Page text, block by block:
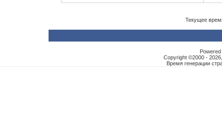
Текущее
Copyright ©2000 -
Время генерации